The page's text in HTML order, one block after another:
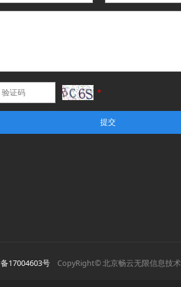
*
提交
17004603号CopyRight© 北京畅云无限信息技术